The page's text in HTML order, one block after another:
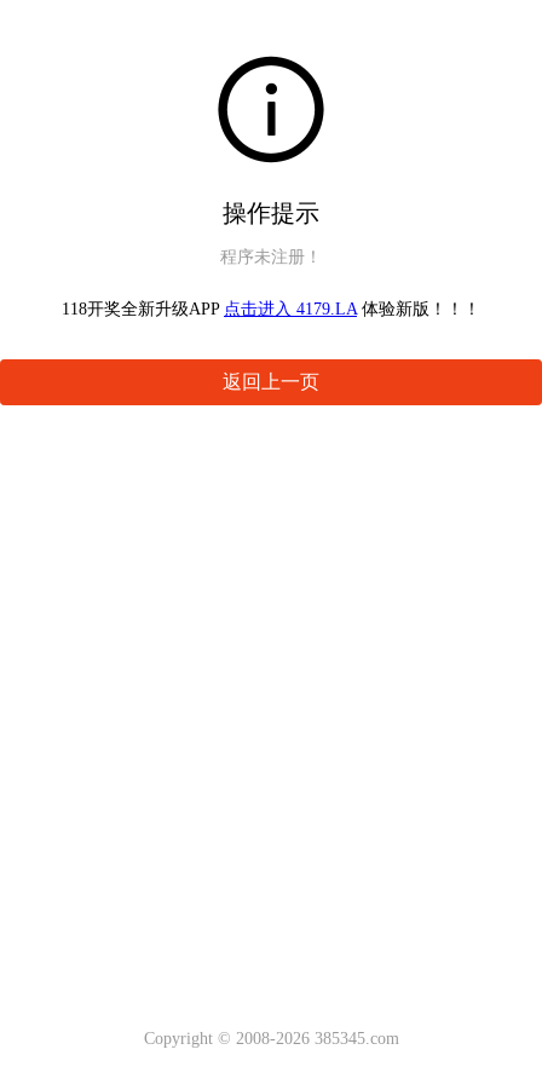
操作提示
程序未注册！
118开奖全新升级APP 点击进入 4179.LA 体验新版！！！
返回上一页
Copyright © 2008-2026 385345.com